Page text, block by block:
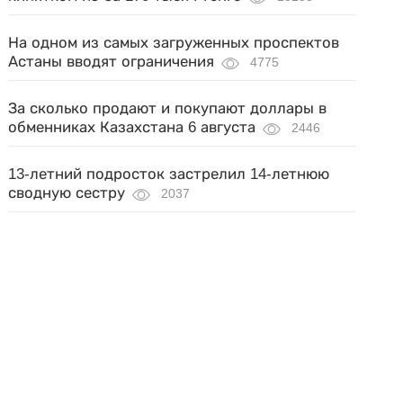
На одном из самых загруженных проспектов
Астаны вводят ограничения
4775
За сколько продают и покупают доллары в
обменниках Казахстана 6 августа
2446
13-летний подросток застрелил 14-летнюю
сводную сестру
2037